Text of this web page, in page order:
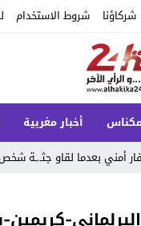
شركاؤنا شروط الاستخدام
أخبار مغربية
أمني بعدما لقاو